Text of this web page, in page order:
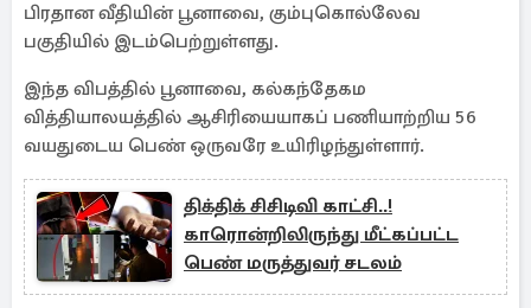
பிரதான வீதியின் பூனாவை, கும்புகொல்லேவ
பகுதியில் இடம்பெற்றுள்ளது.
இந்த விபத்தில் பூனாவை, கல்கந்தேகம
வித்தியாலயத்தில் ஆசிரியையாகப் பணியாற்றிய 56
வயதுடைய பெண் ஒருவரே உயிரிழந்துள்ளார்.
திக்திக் சிசிடிவி காட்சி..!
காரொன்றிலிருந்து மீட்கப்பட்ட
பெண் மருத்துவர் சடலம்